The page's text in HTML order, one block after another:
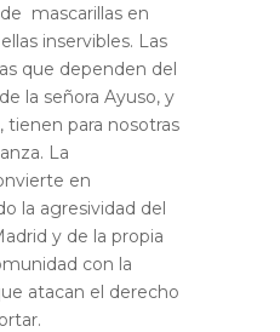
mascarillas en
inservibles. Las
que dependen del
la señora Ayuso, y
para nosotras
La
en
la agresividad del
y de la propia
con la
atacan el derecho